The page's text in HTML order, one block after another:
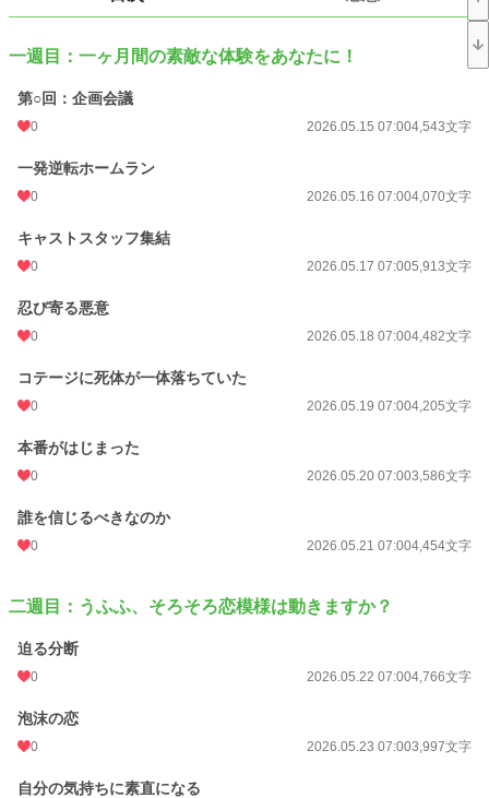
文字数
初回公開日時
初回完結日時 2026.06.10 11:53
週間ポイント
月間ポイント 634 pt (30,935 位)
年間ポイント
累計ポイント 10,872 pt (93,449 位)
一週目：一ヶ月間の素敵な体験をあなたに！
第○回：企画会議
0 2026.05.15 07:004,543文字
一発逆転ホームラン
0 2026.05.16 07:004,070文字
キャストスタッフ集結
0 2026.05.17 07:005,913文字
忍び寄る悪意
0 2026.05.18 07:004,482文字
コテージに死体が一体落ちていた
0 2026.05.19 07:004,205文字
本番がはじまった
0 2026.05.20 07:003,586文字
誰を信じるべきなのか
0 2026.05.21 07:004,454文字
二週目：うふふ、そろそろ恋模様は動きますか？
迫る分断
0 2026.05.22 07:004,766文字
泡沫の恋
0 2026.05.23 07:003,997文字
自分の気持ちに素直になる